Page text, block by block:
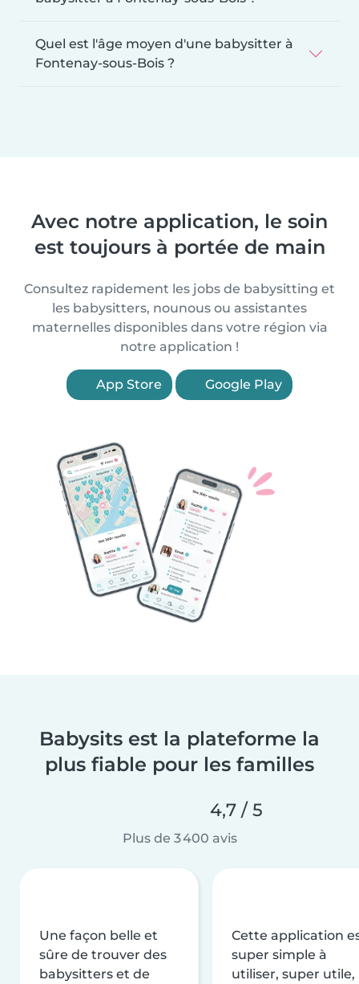
Quel est l'âge moyen d'une babysitter à
Fontenay-sous-Bois ?
Avec notre application, le soin
est toujours à portée de main
Consultez rapidement les jobs de babysitting et
les babysitters, nounous ou assistantes
maternelles disponibles dans votre région via
notre application !
App Store Google Play
Babysits est la plateforme la
plus fiable pour les familles
4,7 / 5
Plus de 3 400 avis
Une façon belle et
sûre de trouver des
babysitters et de
Cette application
super simple à
utiliser, super utile,